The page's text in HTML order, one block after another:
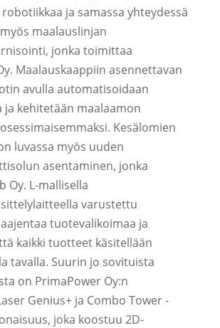
ja samassa yhteydessä
maalauslinjan
jonka toimittaa
Maalauskaappiin asennettavan
avulla automatisoidaan
ja kehitetään maalaamon
Kesälomien
luvassa myös uuden
asentaminen, jonka
Oy. L-mallisella
varustettu
tuotevalikoimaa ja
kaikki tuotteet käsitellään
tavalla. Suurin jo sovituista
on PrimaPower Oy:n
Genius+ ja Combo Tower -
joka koostuu 2D-